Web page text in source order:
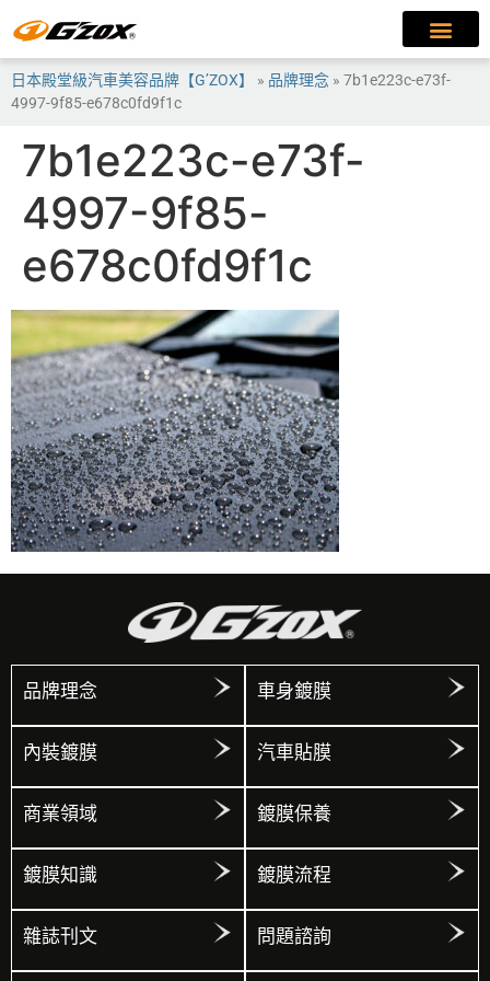
日本殿堂級汽車美容品牌【G’ZOX】 » 品牌理念 » 7b1e223c-e73f-
4997-9f85-e678c0fd9f1c
7b1e223c-e73f-
4997-9f85-
e678c0fd9f1c
品牌理念 車身鍍膜
內裝鍍膜 汽車貼膜
商業領域 鍍膜保養
鍍膜知識 鍍膜流程
雜誌刊文 問題諮詢